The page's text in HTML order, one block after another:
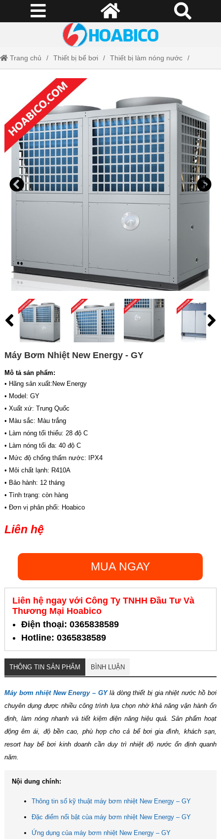
Trang chủ Thiết bị bể bơi Thiết bị làm nóng nước
Máy Bơm Nhiệt New Energy - GY
Máy Bơm Nhiệt New Energy - GY
Mô tả sản phẩm:
• Hãng sản xuất:New Energy
• Model: GY
• Xuất xứ: Trung Quốc
• Màu sắc: Màu trắng
• Làm nóng tối thiểu: 28 độ C
• Làm nóng tối đa: 40 độ C
• Mức độ chống thấm nước: IPX4
• Môi chất lạnh: R410A
• Bảo hành: 12 tháng
• Tình trạng: còn hàng
• Đơn vị phân phối: Hoabico
Liên hệ
MUA NGAY
Liên hệ ngay với Công Ty TNHH Đầu Tư Và
Thương Mại Hoabico
Điện thoại: 0365838589
Hotline: 0365838589
THÔNG TIN SẢN PHẨM BÌNH LUẬN
Máy bơm nhiệt New Energy – GYlà dòng thiết bị gia nhiệt nước hồ bơi
chuyên dụng được nhiều công trình lựa chọn nhờ khả năng vận hành ổn
định, làm nóng nhanh và tiết kiệm điện năng hiệu quả. Sản phẩm hoạt
động êm ái, độ bền cao, phù hợp cho cả bể bơi gia đình, khách sạn,
resort hay bể bơi kinh doanh cần duy trì nhiệt độ nước ổn định quanh
năm.
Nội dung chính:
Thông tin số kỹ thuật máy bơm nhiệt New Energy – GY
Đặc điểm nổi bật của máy bơm nhiệt New Energy – GY
Ứng dụng của máy bơm nhiệt New Energy – GY